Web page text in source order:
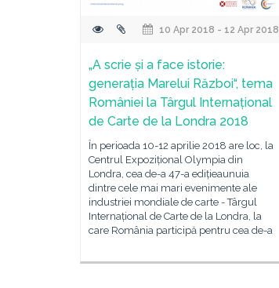
10 Apr 2018 - 12 Apr 2018
„A scrie și a face istorie:
generația Marelui Război“, tema
României la Târgul Internațional
de Carte de la Londra 2018
Ȋn perioada 10-12 aprilie 2018 are loc, la
Centrul Expozițional Olympia din
Londra, cea de-a 47-a edițieaunuia
dintre cele mai mari evenimente ale
industriei mondiale de carte - Târgul
Internațional de Carte de la Londra, la
care România participă pentru cea de-a